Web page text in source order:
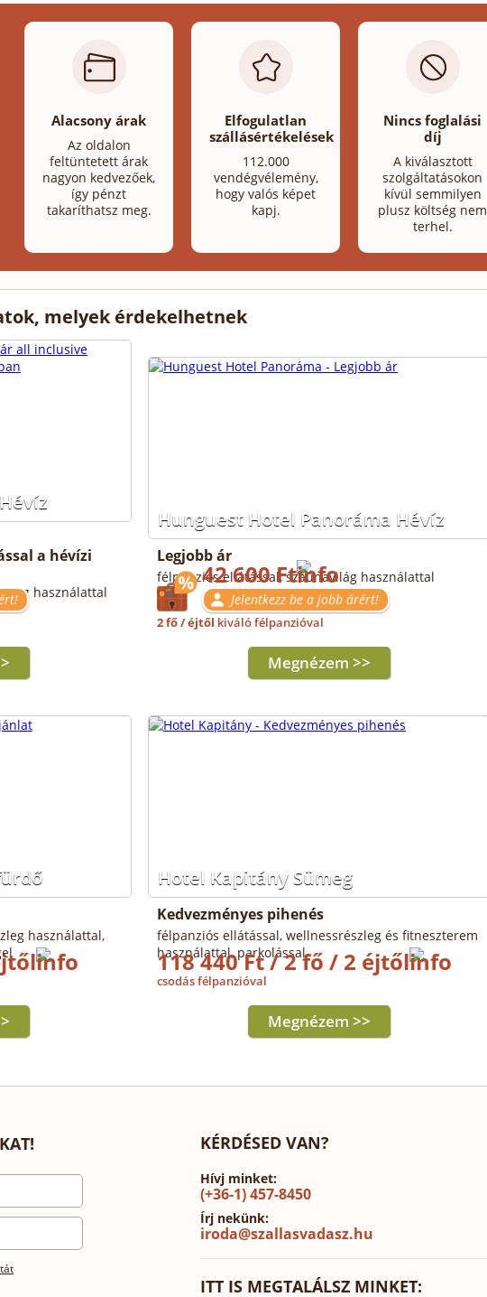
Alacsony árak
Az oldalon
feltüntetett árak
nagyon kedvezőek,
így pénzt
takaríthatsz meg.
Elfogulatlan
szállásértékelések
112.000
vendégvélemény,
hogy valós képet
kapj.
Nincs foglalási
díj
A kiválasztott
szolgáltatásokon
kívül semmilyen
plusz költség nem
terhel.
melyek érdekelhetnek
Hunguest Hotel Panoráma Hévíz
a hévízi
használattal
Legjobb ár
félpanziós ellátással, szaunavilág használattal
42 600 Ft
Jelentkezz be a jobb árért!
2 fő / éjtől kiváló félpanzióval
Megnézem >>
Hotel Kapitány Sümeg
használattal,
Kedvezményes pihenés
félpanziós ellátással, wellnessrészleg és fitneszterem
használattal, parkolással
118 440 Ft / 2 fő / 2 éjtől
csodás félpanzióval
Megnézem >>
KÉRDÉSED VAN?
Hívj minket:
(+36-1) 457-8450
Írj nekünk:
iroda@szallasvadasz.hu
ITT IS MEGTALÁLSZ MINKET: